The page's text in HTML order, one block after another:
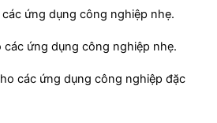
ứng dụng công nghiệp nhẹ.
các ứng dụng công nghiệp nhẹ.
các ứng dụng công nghiệp đặc